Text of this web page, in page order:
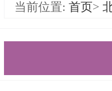
三、申请提交：
1. 网上报名地址
谷歌浏览器或
当前位置: 首页>